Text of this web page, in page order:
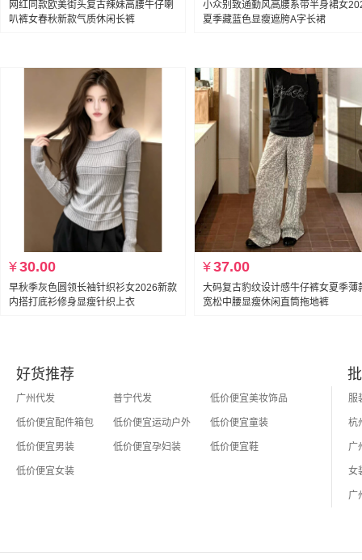
网红同款欧美街头复古辣妹高腰牛仔喇
叭裤女春秋新款气质休闲长裤
小众别致通勤风高腰系带半身裙女
夏季藏蓝色显瘦遮胯A字长裙
¥30.00
早秋季灰色圆领长袖针织衫女2026新款
内搭打底衫修身显瘦针织上衣
¥37.00
大码复古豹纹设计感牛仔裤女夏季薄
宽松中腰显瘦休闲直筒拖地裤
好货推荐
广州代发 普宁代发 低价便宜美妆饰品
低价便宜配件箱包 低价便宜运动户外 低价便宜童装
低价便宜男装 低价便宜孕妇装 低价便宜鞋
低价便宜女装